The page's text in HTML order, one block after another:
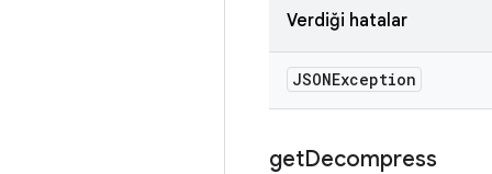
Verdiği hatalar
JSONException
getDecompress